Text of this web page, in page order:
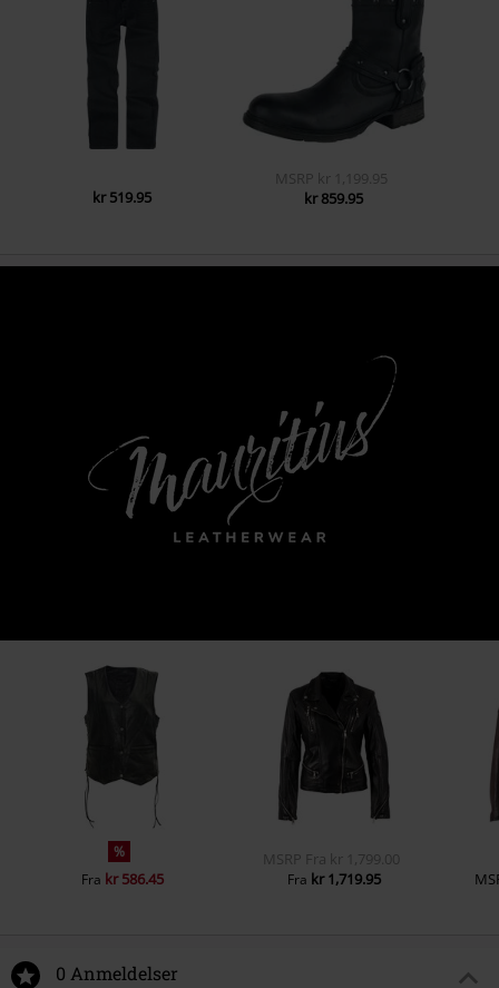
kr 519.95
MSRP kr 1,199.95
kr 859.95
%
Fra kr 586.45
MSRP Fra kr 1,799.00
Fra kr 1,719.95
0 Anmeldelser